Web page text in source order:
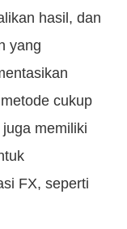
hasil, dan
yang
metode cukup
juga memiliki
FX, seperti